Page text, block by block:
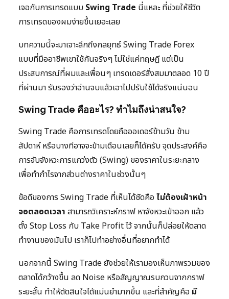
เจอกับการเทรดแบบ Swing Trade นี่แหละ ที่ช่วยให้ชีวิต
การเทรดของผมง่ายขึ้นเยอะเลย
บทความนี้จะมาเจาะลึกถึงกลยุทธ์ Swing Trade Forex
แบบที่มืออาชีพเขาใช้กันจริงๆ ไม่ใช่แค่ทฤษฎี แต่เป็น
ประสบการณ์ที่ผมและเพื่อนๆ เทรดเดอร์สั่งสมมาตลอด 10 ปี
ที่ผ่านมา รับรองว่าอ่านจบแล้วเอาไปปรับใช้ได้จริงแน่นอน
Swing Trade คืออะไร? ทำไมถึงน่าสนใจ?
Swing Trade คือการเทรดโดยถือออเดอร์ข้ามวัน ข้าม
สัปดาห์ หรือบางทีอาจจะข้ามเดือนเลยก็ได้ครับ จุดประสงค์คือ
การจับจังหวะการแกว่งตัว (Swing) ของราคาในระยะกลาง
เพื่อทำกำไรจากส่วนต่างราคาในช่วงนั้นๆ
ข้อดีของการ Swing Trade ที่เห็นได้ชัดคือ ไม่ต้องเฝ้าหน้า
จอตลอดเวลา สามารถวิเคราะห์กราฟ หาจังหวะเข้าออก แล้ว
ตั้ง Stop Loss กับ Take Profit ไว้ จากนั้นก็ปล่อยให้ตลาด
ทำงานของมันไป เราก็ไปทำอย่างอื่นที่อยากทำได้
นอกจากนี้ Swing Trade ยังช่วยให้เรามองเห็นภาพรวมของ
ตลาดได้กว้างขึ้น ลด Noise หรือสัญญาณรบกวนจากกราฟ
ระยะสั้น ทำให้ตัดสินใจได้แม่นยำมากขึ้น และที่สำคัญคือ มี